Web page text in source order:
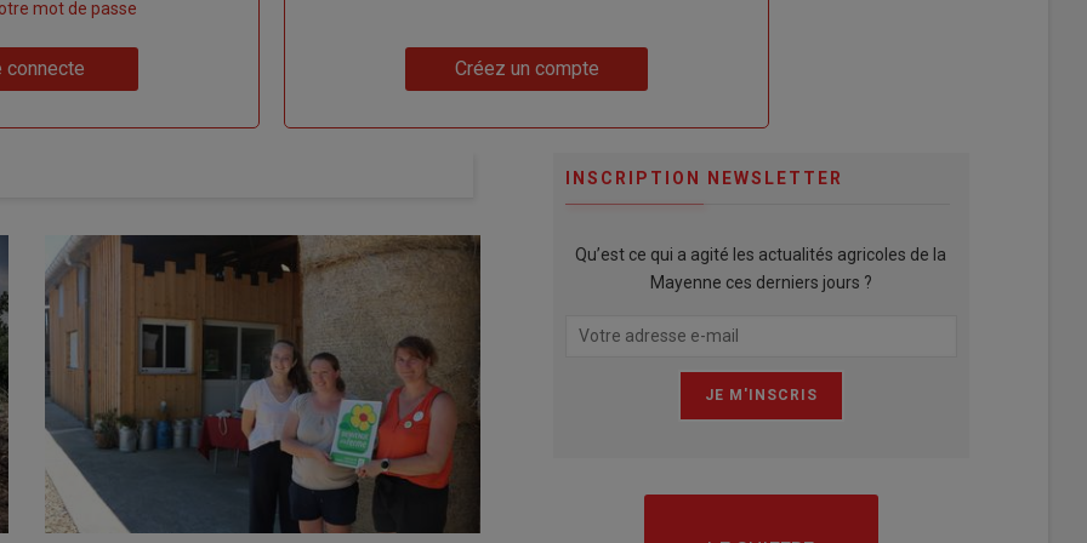
mot de passe
connecte Créez un compte
INSCRIPTION NEWSLETTER
Qu’est ce qui a agité les actualités agricoles de la
Mayenne ces derniers jours ?